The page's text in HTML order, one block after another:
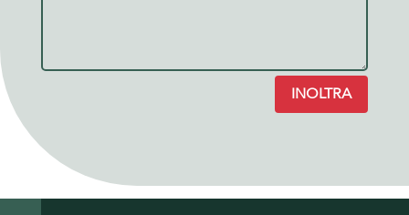
INOLTRA